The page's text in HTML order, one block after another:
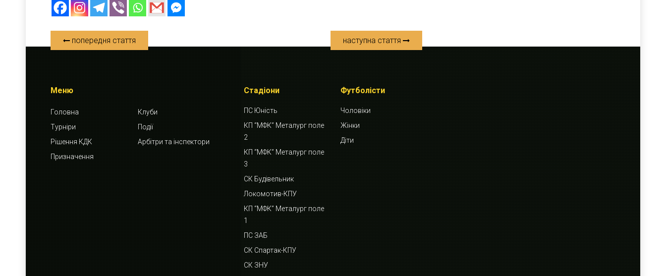
попередня стаття наступна стаття
Меню
Головна
Клуби
Турніри
Події
Рішення КДК
Арбітри та інспектори
Призначення
Стадіони
ПС Юність
КП “МФК” Металург поле
2
КП “МФК” Металург поле
3
СК Будівельник
Локомотив-КПУ
КП “МФК” Металург поле
1
ПС ЗАБ
СК Спартак-КПУ
СК ЗНУ
Футболісти
Чоловіки
Жінки
Діти